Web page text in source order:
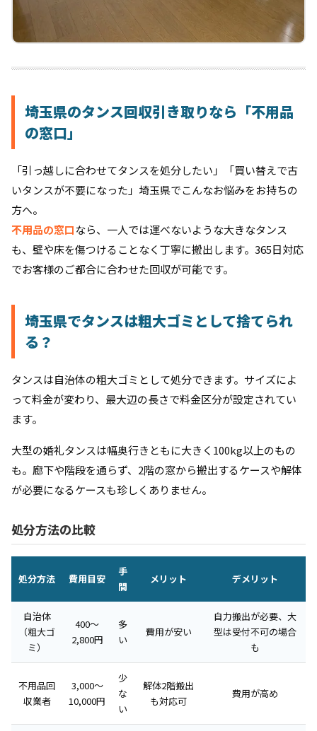
埼玉県のタンス回収引き取りなら「不用品
の窓口」
「引っ越しに合わせてタンスを処分したい」「買い替えで古
いタンスが不要になった」埼玉県でこんなお悩みをお持ちの
方へ。
不用品の窓口なら、一人では運べないような大きなタンス
も、壁や床を傷つけることなく丁寧に搬出します。365日対応
でお客様のご都合に合わせた回収が可能です。
埼玉県でタンスは粗大ゴミとして捨てられ
る？
タンスは自治体の粗大ゴミとして処分できます。サイズによ
って料金が変わり、最大辺の長さで料金区分が設定されてい
ます。
大型の婚礼タンスは幅奥行きともに大きく100kg以上のもの
も。廊下や階段を通らず、2階の窓から搬出するケースや解体
が必要になるケースも珍しくありません。
処分方法の比較
処分方法 費用目安
手
間
メリット デメリット
自治体
（粗大ゴ
ミ）
400〜
2,800円
多
い
費用が安い
自力搬出が必要、大
型は受付不可の場合
も
不用品回
収業者
3,000〜
10,000円
少
な
い
解体2階搬出
も対応可
費用が高め